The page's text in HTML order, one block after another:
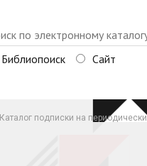
Библиопоиск Сайт
Каталог подписки на